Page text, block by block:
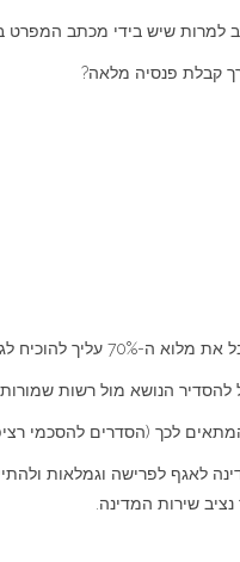
למרות שיש בידי מכתב המפרט
קבלת פנסיה מלאה?
המתאימה ברשות שמורות הטבע.
להסדיר הנושא מול רשות
לכך (הסדרים להסכמי
לאגף לפרישה וגמלאות